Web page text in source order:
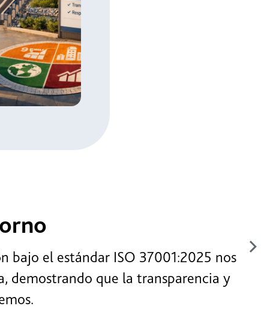
el estándar ISO 37001:2025 nos
que la transparencia y